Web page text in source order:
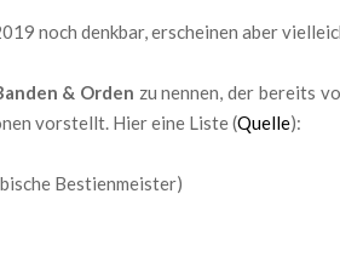
noch denkbar, erscheinen aber
& Orden zu nennen, der bereits
vorstellt. Hier eine Liste (Quelle):
Bestienmeister)